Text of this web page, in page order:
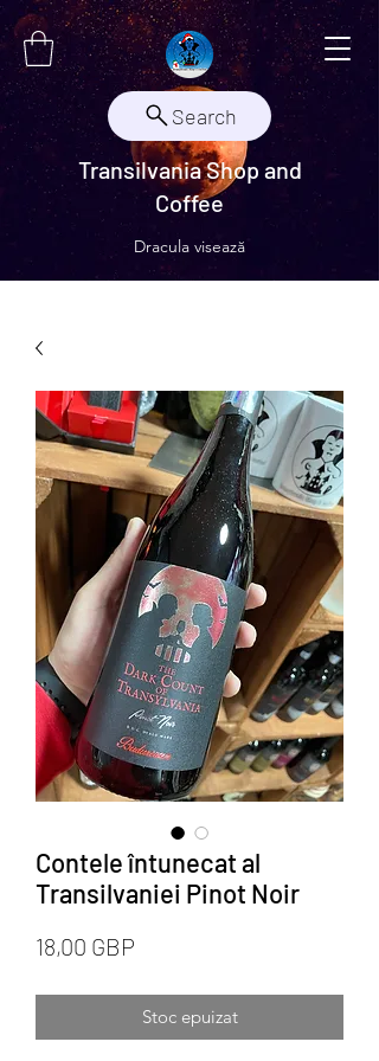
Search
Transilvania Shop and
Coffee
Dracula visează
Contele întunecat al
Transilvaniei Pinot Noir
18,00 GBP
Stoc epuizat